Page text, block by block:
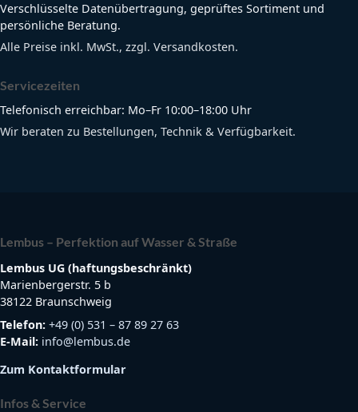
Verschlüsselte Datenübertragung, geprüftes Sortiment und
persönliche Beratung.
Alle Preise inkl. MwSt., zzgl. Versandkosten.
Servicezeiten
Telefonisch erreichbar: Mo–Fr 10:00–18:00 Uhr
Wir beraten zu Bestellungen, Technik & Verfügbarkeit.
Lembus – Perfektion auf Wasser & Straße
Lembus UG (haftungsbeschränkt)
Marienbergerstr. 5 b
38122 Braunschweig
Telefon: +49 (0) 531 – 87 89 27 63
E-Mail: info@lembus.de
Zum Kontaktformular
Infos & Service